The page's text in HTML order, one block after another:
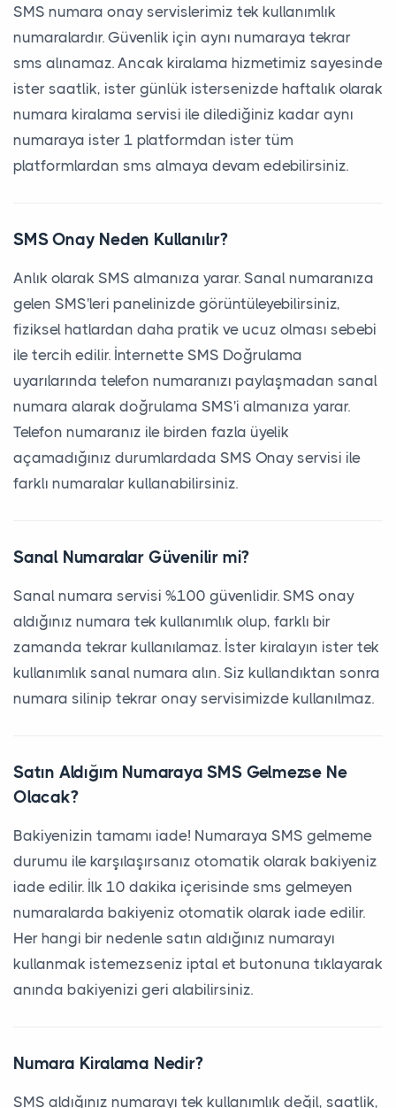
SMS numara onay servislerimiz tek kullanımlık
numaralardır. Güvenlik için aynı numaraya tekrar
sms alınamaz. Ancak kiralama hizmetimiz sayesinde
ister saatlik, ister günlük istersenizde haftalık olarak
numara kiralama servisi ile dilediğiniz kadar aynı
numaraya ister 1 platformdan ister tüm
platformlardan sms almaya devam edebilirsiniz.
SMS Onay Neden Kullanılır?
Anlık olarak SMS almanıza yarar. Sanal numaranıza
gelen SMS'leri panelinizde görüntüleyebilirsiniz,
fiziksel hatlardan daha pratik ve ucuz olması sebebi
ile tercih edilir. İnternette SMS Doğrulama
uyarılarında telefon numaranızı paylaşmadan sanal
numara alarak doğrulama SMS'i almanıza yarar.
Telefon numaranız ile birden fazla üyelik
açamadığınız durumlardada SMS Onay servisi ile
farklı numaralar kullanabilirsiniz.
Sanal Numaralar Güvenilir mi?
Sanal numara servisi %100 güvenlidir. SMS onay
aldığınız numara tek kullanımlık olup, farklı bir
zamanda tekrar kullanılamaz. İster kiralayın ister tek
kullanımlık sanal numara alın. Siz kullandıktan sonra
numara silinip tekrar onay servisimizde kullanılmaz.
Satın Aldığım Numaraya SMS Gelmezse Ne
Olacak?
Bakiyenizin tamamı iade! Numaraya SMS gelmeme
durumu ile karşılaşırsanız otomatik olarak bakiyeniz
iade edilir. İlk 10 dakika içerisinde sms gelmeyen
numaralarda bakiyeniz otomatik olarak iade edilir.
Her hangi bir nedenle satın aldığınız numarayı
kullanmak istemezseniz iptal et butonuna tıklayarak
anında bakiyenizi geri alabilirsiniz.
Numara Kiralama Nedir?
SMS aldığınız numarayı tek kullanımlık değil, saatlik,